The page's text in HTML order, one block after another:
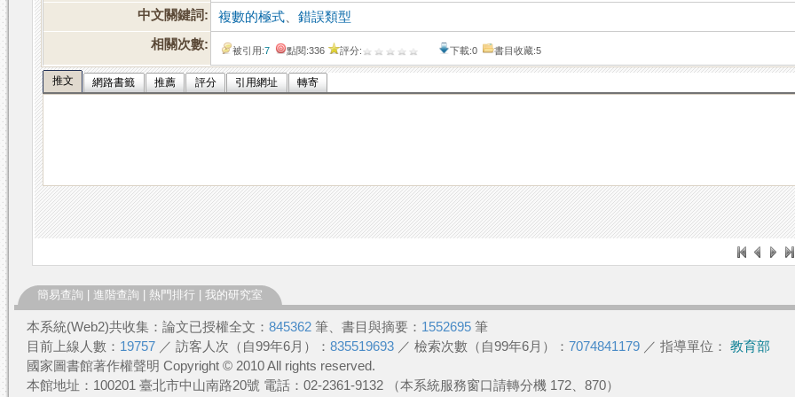
中文關鍵詞: 複數的極式 、錯誤類型
相關次數:
被引用:7 點閱:336 評分: 下載:0 書目收藏:5
推文 網路書籤 推薦 評分 引用網址 轉寄
簡易查詢 進階查詢 熱門排行 我的研究室
本系統(Web2)共收集：論文已授權全文： 845362 筆、書目與摘要： 1552695 筆
目前上線人數： 19757 ／ 訪客人次（自99年6月）： 835519693 ／ 檢索次數（自99年6月）： 7074841179 ／ 指導單位： 教育部
國家圖書館著作權聲明 Copyright © 2010 All rights reserved.
本館地址：100201 臺北市中山南路20號 電話：02-2361-9132 （本系統服務窗口請轉分機 172、870）